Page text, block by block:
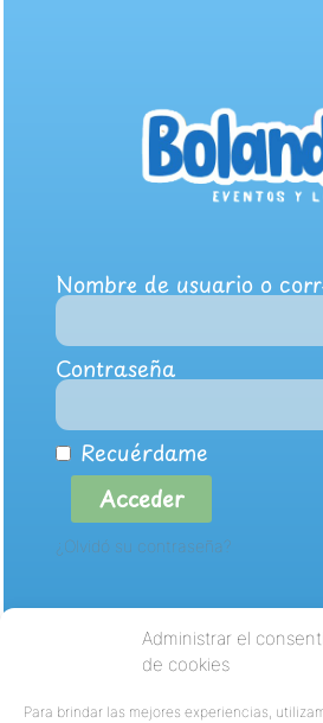
Administrar el
de cookies
Para brindar las mejores experiencias,
Nombre de usuario o
Contraseña
Recuérdame
Acceder
¿Olvidó su contraseña?